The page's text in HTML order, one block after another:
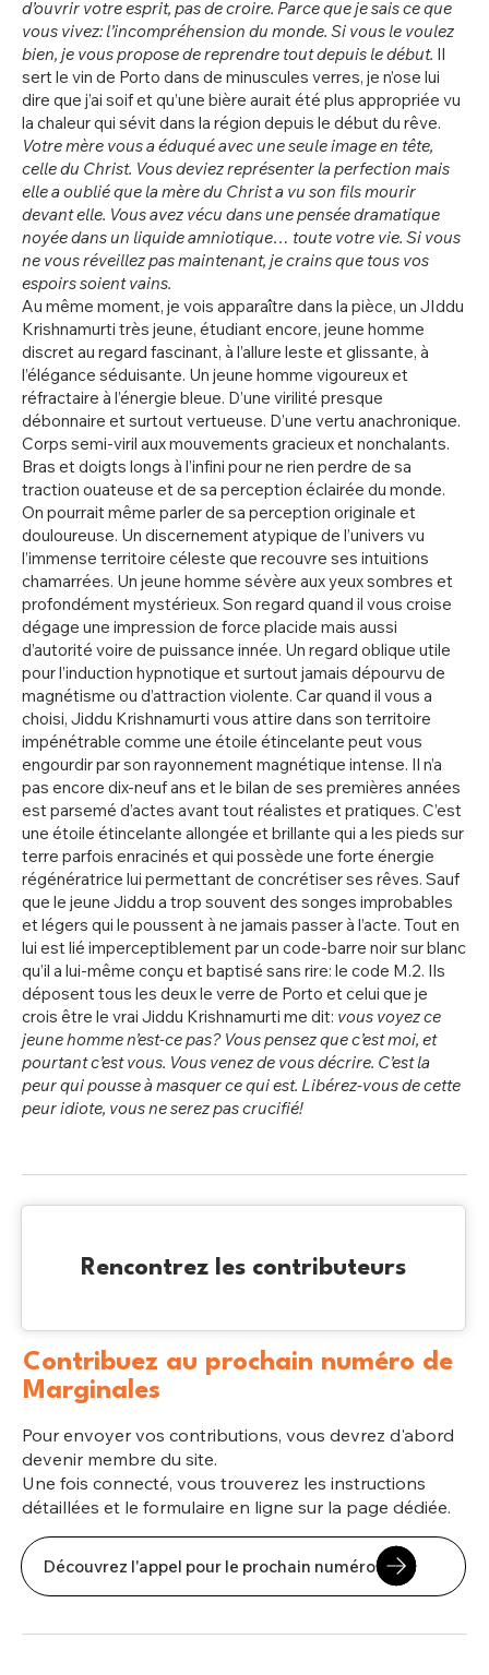
d’ouvrir votre esprit, pas de croire. Parce que je sais ce que
vous vivez: l’incompréhension du monde. Si vous le voulez
bien, je vous propose de reprendre tout depuis le début. Il
sert le vin de Porto dans de minuscules verres, je n’ose lui
dire que j’ai soif et qu’une bière aurait été plus appropriée vu
la chaleur qui sévit dans la région depuis le début du rêve.
Votre mère vous a éduqué avec une seule image en tête,
celle du Christ. Vous deviez représenter la perfection mais
elle a oublié que la mère du Christ a vu son fils mourir
devant elle. Vous avez vécu dans une pensée dramatique
noyée dans un liquide amniotique… toute votre vie. Si vous
ne vous réveillez pas maintenant, je crains que tous vos
espoirs soient vains.
Au même moment, je vois apparaître dans la pièce, un JIddu
Krishnamurti très jeune, étudiant encore, jeune homme
discret au regard fascinant, à l’allure leste et glissante, à
l’élégance séduisante. Un jeune homme vigoureux et
réfractaire à l’énergie bleue. D’une virilité presque
débonnaire et surtout vertueuse. D’une vertu anachronique.
Corps semi-viril aux mouvements gracieux et nonchalants.
Bras et doigts longs à l’infini pour ne rien perdre de sa
traction ouateuse et de sa perception éclairée du monde.
On pourrait même parler de sa perception originale et
douloureuse. Un discernement atypique de l’univers vu
l’immense territoire céleste que recouvre ses intuitions
chamarrées. Un jeune homme sévère aux yeux sombres et
profondément mystérieux. Son regard quand il vous croise
dégage une impression de force placide mais aussi
d’autorité voire de puissance innée. Un regard oblique utile
pour l’induction hypnotique et surtout jamais dépourvu de
magnétisme ou d’attraction violente. Car quand il vous a
choisi, Jiddu Krishnamurti vous attire dans son territoire
impénétrable comme une étoile étincelante peut vous
engourdir par son rayonnement magnétique intense. Il n’a
pas encore dix-neuf ans et le bilan de ses premières années
est parsemé d’actes avant tout réalistes et pratiques. C’est
une étoile étincelante allongée et brillante qui a les pieds sur
terre parfois enracinés et qui possède une forte énergie
régénératrice lui permettant de concrétiser ses rêves. Sauf
que le jeune Jiddu a trop souvent des songes improbables
et légers qui le poussent à ne jamais passer à l’acte. Tout en
lui est lié imperceptiblement par un code-barre noir sur blanc
qu’il a lui-même conçu et baptisé sans rire: le code M.2. Ils
déposent tous les deux le verre de Porto et celui que je
crois être le vrai Jiddu Krishnamurti me dit: vous voyez ce
jeune homme n’est-ce pas? Vous pensez que c’est moi, et
pourtant c’est vous. Vous venez de vous décrire. C’est la
peur qui pousse à masquer ce qui est. Libérez-vous de cette
peur idiote, vous ne serez pas crucifié!
Rencontrez les contributeurs
Contribuez au prochain numéro de
Marginales
Pour envoyer vos contributions, vous devrez d'abord
devenir membre du site.
Une fois connecté, vous trouverez les instructions
détaillées et le formulaire en ligne sur la page dédiée.
Découvrez l'appel pour le prochain numéro